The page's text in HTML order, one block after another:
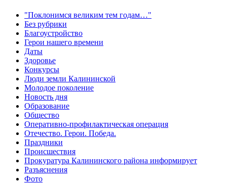
"Поклонимся великим тем годам…"
Без рубрики
Благоустройство
Герои нашего времени
Даты
Здоровье
Конкурсы
Люди земли Калининской
Молодое поколение
Новость дня
Образование
Общество
Оперативно-профилактическая операция
Отечество. Герои. Победа.
Праздники
Происшествия
Прокуратура Калининского района информирует
Разъяснения
Фото